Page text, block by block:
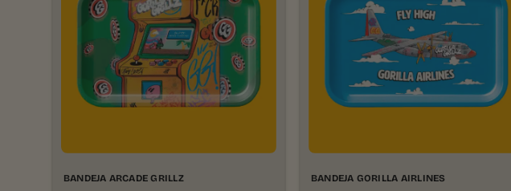
BANDEJA ARCADE GRILLZ BANDEJA GORILLA AIRLINES